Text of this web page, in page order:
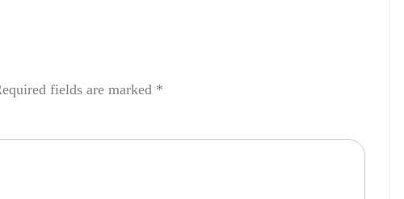
fields are marked *